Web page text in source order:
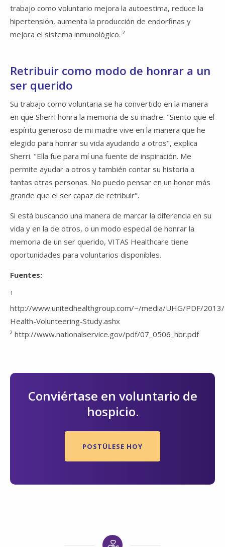
trabajo como voluntario mejora la autoestima, reduce la
hipertensión, aumenta la producción de endorfinas y
mejora el sistema inmunológico. ²
Retribuir como modo de honrar a un
ser querido
Su trabajo como voluntaria se ha convertido en la manera
en que Sherri honra la memoria de su madre. "Siento que el
espíritu generoso de mi madre vive en la manera que he
elegido para honrar su vida ayudando a otros", explica
Sherri. "Ella fue para mí una fuente de inspiración. Me
permite ayudar a otros y también contar su historia a
tantas otras personas. No puedo pensar en un honor más
grande que el ser capaz de retribuir".
Si está buscando una manera de marcar la diferencia en su
vida y en la de otros, o un modo especial de honrar la
memoria de un ser querido, VITAS Healthcare tiene
oportunidades para voluntarios disponibles.
Fuentes:
¹
http://www.unitedhealthgroup.com/~/media/UHG/PDF/
Health-Volunteering-Study.ashx
² http://www.nationalservice.gov/pdf/07_0506_hbr.pdf
Conviértase en voluntario de
hospicio.
POSTÚLESE HOY